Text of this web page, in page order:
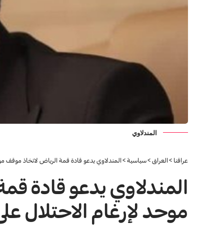
المندلاوي
عراقنا >العراق>سياسية>المندلاوي يدعو قادة قمة الرياض لاتخاذ موقف
المندلاوي يدعو قادة
موحد لإرغام الاحتلال